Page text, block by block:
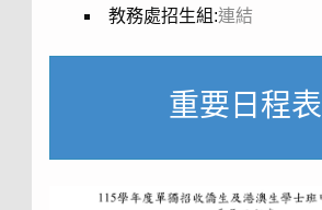
教務處招生組:連結
重要日程表